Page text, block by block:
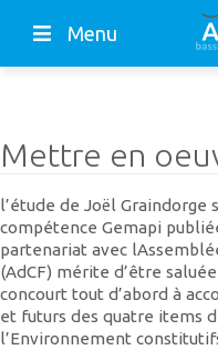
Menu
Mettre en
l’étude de Joël Graindorge
compétence Gemapi
partenariat avec
(AdCF) mérite d’être
concourt tout d’abord à
et futurs des quatre items
l’Environnement